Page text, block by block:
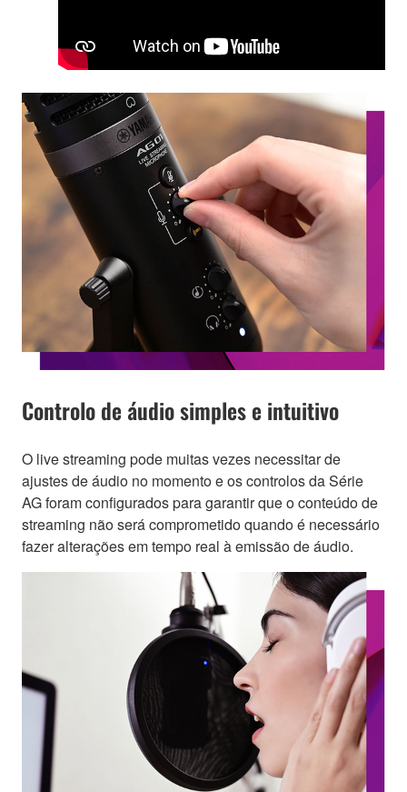
Controlo de áudio simples e intuitivo
O live streaming pode muitas vezes necessitar de
ajustes de áudio no momento e os controlos da Série
AG foram configurados para garantir que o conteúdo de
streaming não será comprometido quando é necessário
fazer alterações em tempo real à emissão de áudio.